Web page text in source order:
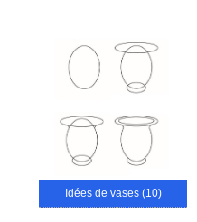
Idées de vases (10)